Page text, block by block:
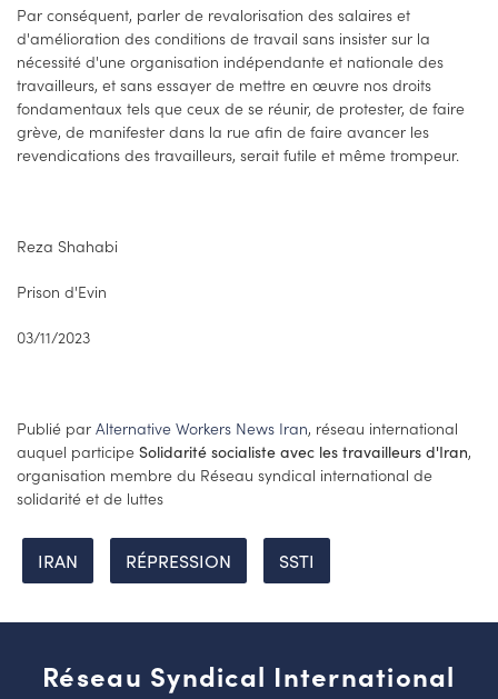
Par conséquent, parler de revalorisation des salaires et
d'amélioration des conditions de travail sans insister sur la
nécessité d'une organisation indépendante et nationale des
travailleurs, et sans essayer de mettre en œuvre nos droits
fondamentaux tels que ceux de se réunir, de protester, de faire
grève, de manifester dans la rue afin de faire avancer les
revendications des travailleurs, serait futile et même trompeur.
Reza Shahabi
Prison d'Evin
03/11/2023
Publié par Alternative Workers News Iran, réseau international
auquel participe Solidarité socialiste avec les travailleurs d'Iran,
organisation membre du Réseau syndical international de
solidarité et de luttes
IRAN RÉPRESSION SSTI
Réseau Syndical International